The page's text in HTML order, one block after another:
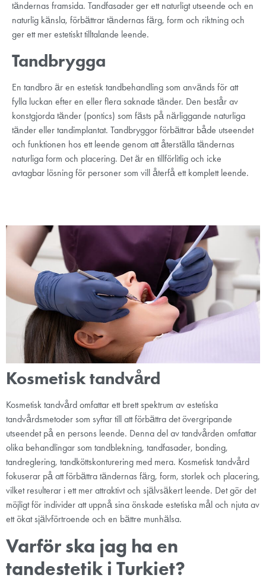
tändernas framsida. Tandfasader ger ett naturligt utseende och en
naturlig känsla, förbättrar tändernas färg, form och riktning och
ger ett mer estetiskt tilltalande leende.
Tandbrygga
En tandbro är en estetisk tandbehandling som används för att
fylla luckan efter en eller flera saknade tänder. Den består av
konstgjorda tänder (pontics) som fästs på närliggande naturliga
tänder eller tandimplantat. Tandbryggor förbättrar både utseendet
och funktionen hos ett leende genom att återställa tändernas
naturliga form och placering. Det är en tillförlitlig och icke
avtagbar lösning för personer som vill återfå ett komplett leende.
Kosmetisk tandvård
Kosmetisk tandvård omfattar ett brett spektrum av estetiska
tandvårdsmetoder som syftar till att förbättra det övergripande
utseendet på en persons leende. Denna del av tandvården omfattar
olika behandlingar som tandblekning, tandfasader, bonding,
tandreglering, tandköttskonturering med mera. Kosmetisk tandvård
fokuserar på att förbättra tändernas färg, form, storlek och placering,
vilket resulterar i ett mer attraktivt och självsäkert leende. Det gör det
möjligt för individer att uppnå sina önskade estetiska mål och njuta av
ett ökat självförtroende och en bättre munhälsa.
Varför ska jag ha en
tandestetik i Turkiet?